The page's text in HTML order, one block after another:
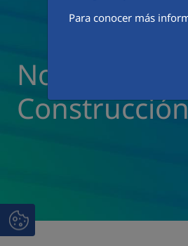
Para conocer más
Noticias y